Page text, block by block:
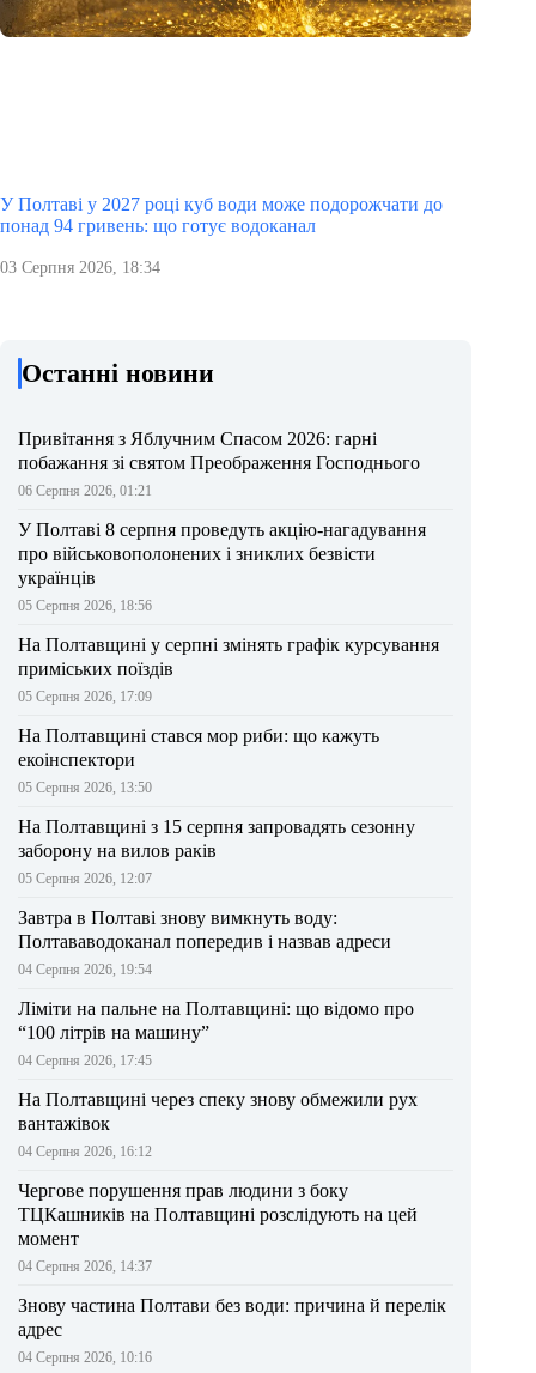
У Полтаві у 2027 році куб води може подорожчати до
понад 94 гривень: що готує водоканал
03 Серпня 2026, 18:34
Останні новини
Привітання з Яблучним Спасом 2026: гарні
побажання зі святом Преображення Господнього
06 Серпня 2026, 01:21
У Полтаві 8 серпня проведуть акцію-нагадування
про військовополонених і зниклих безвісти
українців
05 Серпня 2026, 18:56
На Полтавщині у серпні змінять графік курсування
приміських поїздів
05 Серпня 2026, 17:09
На Полтавщині стався мор риби: що кажуть
екоінспектори
05 Серпня 2026, 13:50
На Полтавщині з 15 серпня запровадять сезонну
заборону на вилов раків
05 Серпня 2026, 12:07
Завтра в Полтаві знову вимкнуть воду:
Полтававодоканал попередив і назвав адреси
04 Серпня 2026, 19:54
Ліміти на пальне на Полтавщині: що відомо про
“100 літрів на машину”
04 Серпня 2026, 17:45
На Полтавщині через спеку знову обмежили рух
вантажівок
04 Серпня 2026, 16:12
Чергове порушення прав людини з боку
ТЦКашників на Полтавщині розслідують на цей
момент
04 Серпня 2026, 14:37
Знову частина Полтави без води: причина й перелік
адрес
04 Серпня 2026, 10:16